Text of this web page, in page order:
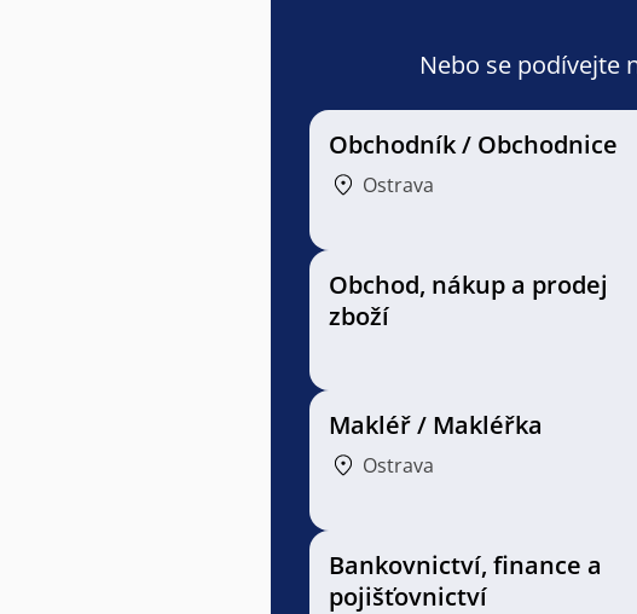
Nebo se podívejte
Obchodník / Obchodnice
Ostrava
Obchod, nákup a prodej
zboží
Makléř / Makléřka
Ostrava
Bankovnictví, finance a
pojišťovnictví